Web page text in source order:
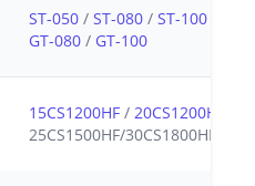
ST-050 / ST-080 / ST-100
GT-080 / GT-100
15CS1200HF / 20CS1200HF
25CS1500HF/30CS1800HF